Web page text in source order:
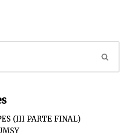
(III PARTE FINAL)